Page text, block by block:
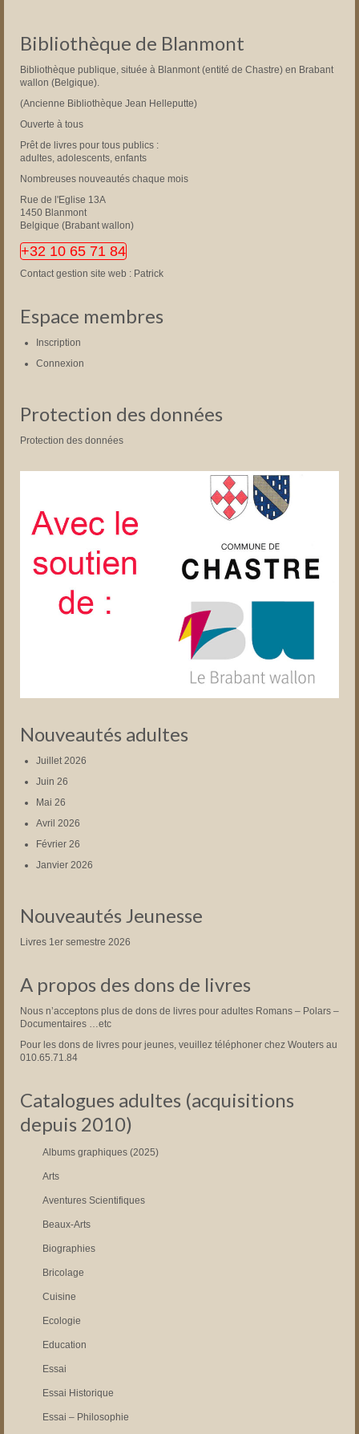
Bibliothèque de Blanmont
Bibliothèque publique, située à Blanmont (entité de Chastre) en Brabant
wallon (Belgique).
(Ancienne Bibliothèque Jean Helleputte)
Ouverte à tous
Prêt de livres pour tous publics :
adultes, adolescents, enfants
Nombreuses nouveautés chaque mois
Rue de l'Eglise 13A
1450 Blanmont
Belgique (Brabant wallon)
+32 10 65 71 84
Contact gestion site web : Patrick
Espace membres
Inscription
Connexion
Protection des données
Protection des données
Nouveautés adultes
Juillet 2026
Juin 26
Mai 26
Avril 2026
Février 26
Janvier 2026
Nouveautés Jeunesse
Livres 1er semestre 2026
A propos des dons de livres
Nous n’acceptons plus de dons de livres pour adultes Romans – Polars –
Documentaires …etc
Pour les dons de livres pour jeunes, veuillez téléphoner chez Wouters au
010.65.71.84
Catalogues adultes (acquisitions
depuis 2010)
Albums graphiques (2025)
Arts
Aventures Scientifiques
Beaux-Arts
Biographies
Bricolage
Cuisine
Ecologie
Education
Essai
Essai Historique
Essai – Philosophie